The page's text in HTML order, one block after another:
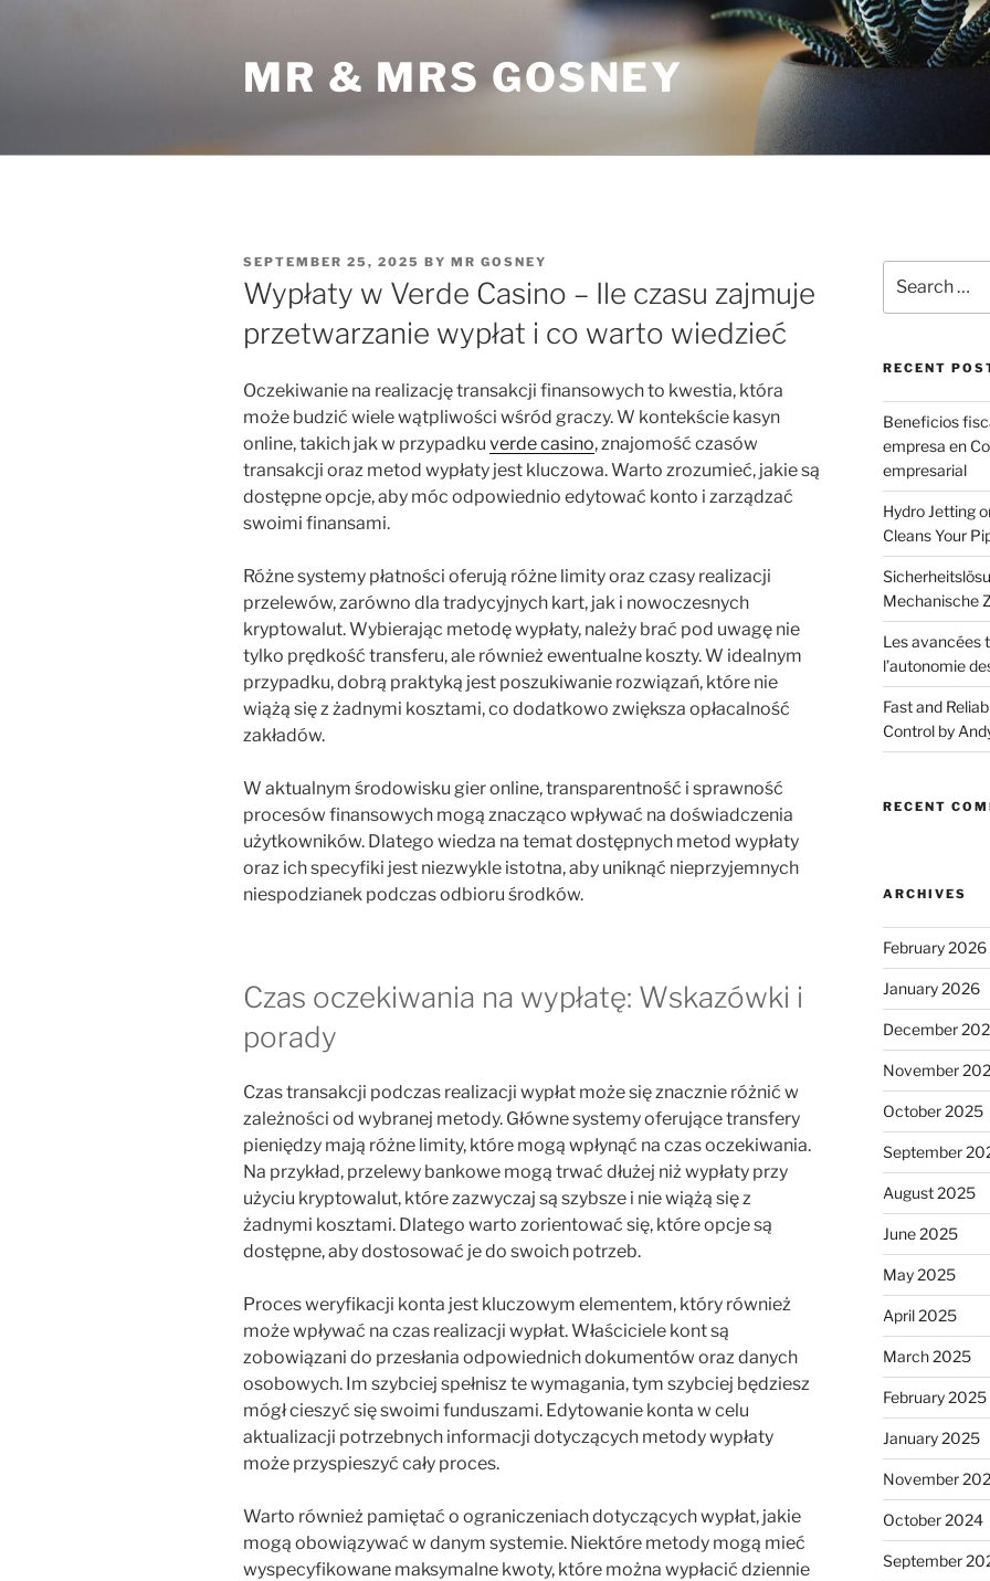
MR & MRS GOSNEY
POSTED
ON
SEPTEMBER 25, 2025 BY MR GOSNEY
Wypłaty w Verde Casino – Ile czasu zajmuje
przetwarzanie wypłat i co warto wiedzieć
Oczekiwanie na realizację transakcji finansowych to kwestia, która
może budzić wiele wątpliwości wśród graczy. W kontekście kasyn
online, takich jak w przypadku verde casino, znajomość czasów
transakcji oraz metod wypłaty jest kluczowa. Warto zrozumieć, jakie są
dostępne opcje, aby móc odpowiednio edytować konto i zarządzać
swoimi finansami.
Różne systemy płatności oferują różne limity oraz czasy realizacji
przelewów, zarówno dla tradycyjnych kart, jak i nowoczesnych
kryptowalut. Wybierając metodę wypłaty, należy brać pod uwagę nie
tylko prędkość transferu, ale również ewentualne koszty. W idealnym
przypadku, dobrą praktyką jest poszukiwanie rozwiązań, które nie
wiążą się z żadnymi kosztami, co dodatkowo zwiększa opłacalność
zakładów.
W aktualnym środowisku gier online, transparentność i sprawność
procesów finansowych mogą znacząco wpływać na doświadczenia
użytkowników. Dlatego wiedza na temat dostępnych metod wypłaty
oraz ich specyfiki jest niezwykle istotna, aby uniknąć nieprzyjemnych
niespodzianek podczas odbioru środków.
Czas oczekiwania na wypłatę: Wskazówki i
porady
Czas transakcji podczas realizacji wypłat może się znacznie różnić w
zależności od wybranej metody. Główne systemy oferujące transfery
pieniędzy mają różne limity, które mogą wpłynąć na czas oczekiwania.
Na przykład, przelewy bankowe mogą trwać dłużej niż wypłaty przy
użyciu kryptowalut, które zazwyczaj są szybsze i nie wiążą się z
żadnymi kosztami. Dlatego warto zorientować się, które opcje są
dostępne, aby dostosować je do swoich potrzeb.
Proces weryfikacji konta jest kluczowym elementem, który również
może wpływać na czas realizacji wypłat. Właściciele kont są
zobowiązani do przesłania odpowiednich dokumentów oraz danych
osobowych. Im szybciej spełnisz te wymagania, tym szybciej będziesz
mógł cieszyć się swoimi funduszami. Edytowanie konta w celu
aktualizacji potrzebnych informacji dotyczących metody wypłaty
może przyspieszyć cały proces.
Warto również pamiętać o ograniczeniach dotyczących wypłat, jakie
mogą obowiązywać w danym systemie. Niektóre metody mogą mieć
wyspecyfikowane maksymalne kwoty, które można wypłacić dziennie
for:
RECENT
Beneficios
empresa en
empresarial
Hydro Jetting
Cleans Your
Mechanische
Les avancées
l’autonomie
Fast and
Control by
RECENT
ARCHIVES
February 2026
January 2026
December
November
October 2025
September
August 2025
June 2025
May 2025
April 2025
March 2025
February 2025
January 2025
November
October 2024
September